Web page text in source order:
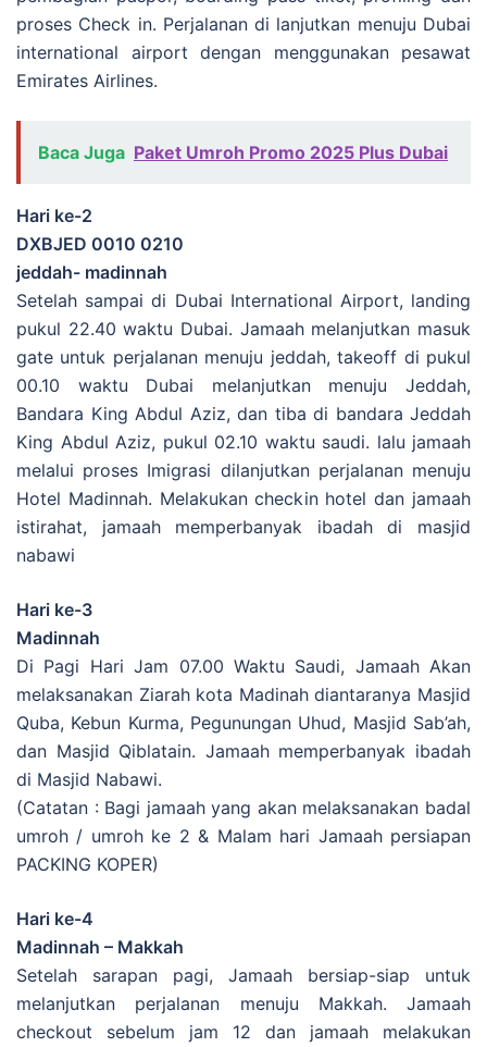
proses Check in. Perjalanan di lanjutkan menuju Dubai
international airport dengan menggunakan pesawat
Emirates Airlines.
Baca Juga Paket Umroh Promo 2025 Plus Dubai
Hari ke-2
DXBJED 0010 0210
jeddah- madinnah
Setelah sampai di Dubai International Airport, landing
pukul 22.40 waktu Dubai. Jamaah melanjutkan masuk
gate untuk perjalanan menuju jeddah, takeoff di pukul
00.10 waktu Dubai melanjutkan menuju Jeddah,
Bandara King Abdul Aziz, dan tiba di bandara Jeddah
King Abdul Aziz, pukul 02.10 waktu saudi. lalu jamaah
melalui proses Imigrasi dilanjutkan perjalanan menuju
Hotel Madinnah. Melakukan checkin hotel dan jamaah
istirahat, jamaah memperbanyak ibadah di masjid
nabawi
Hari ke-3
Madinnah
Di Pagi Hari Jam 07.00 Waktu Saudi, Jamaah Akan
melaksanakan Ziarah kota Madinah diantaranya Masjid
Quba, Kebun Kurma, Pegunungan Uhud, Masjid Sab’ah,
dan Masjid Qiblatain. Jamaah memperbanyak ibadah
di Masjid Nabawi.
(Catatan : Bagi jamaah yang akan melaksanakan badal
umroh / umroh ke 2 & Malam hari Jamaah persiapan
PACKING KOPER)
Hari ke-4
Madinnah – Makkah
Setelah sarapan pagi, Jamaah bersiap-siap untuk
melanjutkan perjalanan menuju Makkah. Jamaah
checkout sebelum jam 12 dan jamaah melakukan